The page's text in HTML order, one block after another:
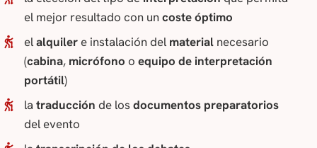
el mejor resultado con uncoste óptimo
elalquilere instalación del materialnecesario
(cabina, micrófono o equipo de interpretación
portátil)
la traducción de los documentos preparatorios
del evento